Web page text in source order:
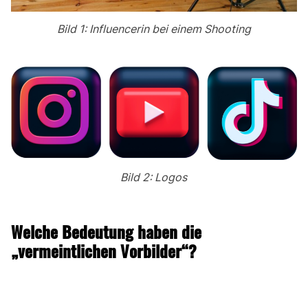
Bild 1: Influencerin bei einem Shooting
Bild 2: Logos
Welche Bedeutung haben die
„vermeintlichen Vorbilder“?